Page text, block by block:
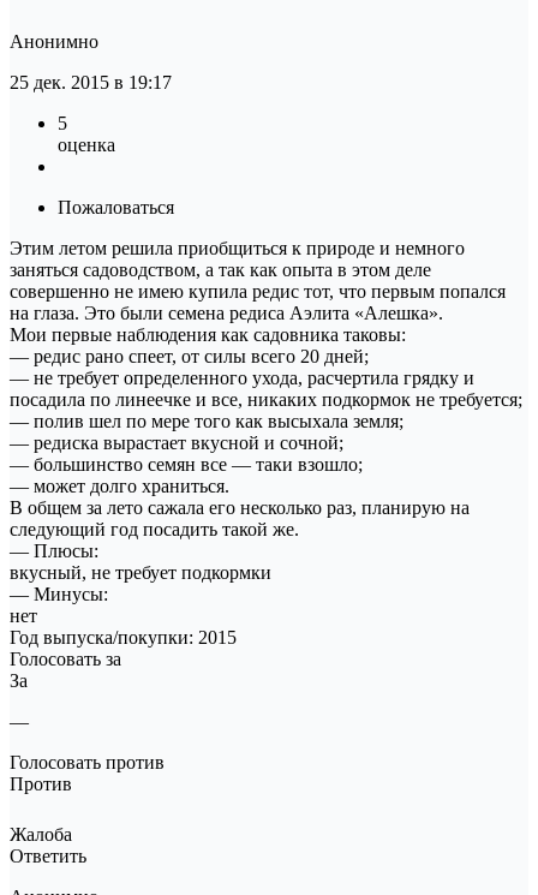
Анонимно
25 дек. 2015 в 19:17
5
оценка
Пожаловаться
Этим летом решила приобщиться к природе и немного
заняться садоводством, а так как опыта в этом деле
совершенно не имею купила редис тот, что первым попался
на глаза. Это были семена редиса Аэлита «Алешка».
Мои первые наблюдения как садовника таковы:
— редис рано спеет, от силы всего 20 дней;
— не требует определенного ухода, расчертила грядку и
посадила по линеечке и все, никаких подкормок не требуется;
— полив шел по мере того как высыхала земля;
— редиска вырастает вкусной и сочной;
— большинство семян все — таки взошло;
— может долго храниться.
В общем за лето сажала его несколько раз, планирую на
следующий год посадить такой же.
— Плюсы:
вкусный, не требует подкормки
— Минусы:
нет
Год выпуска/покупки: 2015
Голосовать за
За
—
Голосовать против
Против
Жалоба
Ответить